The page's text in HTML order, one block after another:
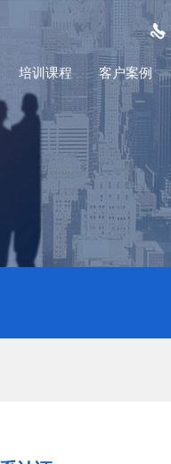
培训课程 客户案例